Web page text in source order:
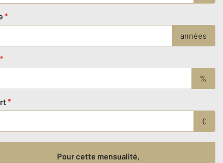
*
années
*
%
*
€
Pour cette mensualité,